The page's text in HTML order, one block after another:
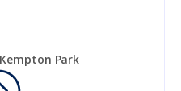
Park